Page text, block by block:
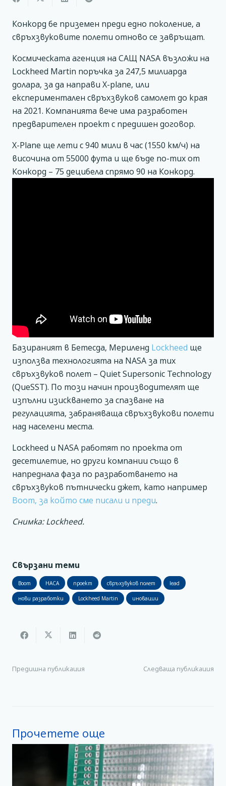
Конкорд бе приземен преди едно поколение, а
свръхзвуковите полети отново се завръщат.
Космическата агенция на САЩ NASA възложи на
Lockheed Martin поръчка за 247,5 милиарда
долара, за да направи X-plane, или
експериментален свръхзвуков самолет до края
на 2021. Компанията вече има разработен
предварителен проект с предишен договор.
X-Plane ще лети с 940 мили в час (1550 км/ч) на
височина от 55000 фута и ще бъде по-тих от
Конкорд – 75 децибела спрямо 90 на Конкорд.
Базираният в Бетесда, Мериленд Lockheed ще
използва технологията на NASA за тих
свръхзвуков полет – Quiet Supersonic Technology
(QueSST). По този начин производителят ще
изпълни изискването за спазване на
регулацията, забраняваща свръхзвукови полети
над населени места.
Lockheed и NASA работят по проекта от
десетилетие, но други компании също в
напреднала фаза по разработването на
свръхзвуков пътнически джет, като например
Boom, за който сме писали и преди.
Снимка: Lockheed.
Свързани теми
Boom НАСА проект свръхзвуков полет lead
нови разработки Lockheed Martin иновации
Предишна публикация Следваща публикация
Прочетете още